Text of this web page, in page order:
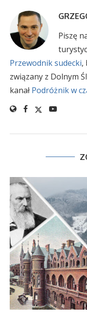
Piszę
Przewodnik sudecki,
związany z Dolnym
kanał Podróżnik w